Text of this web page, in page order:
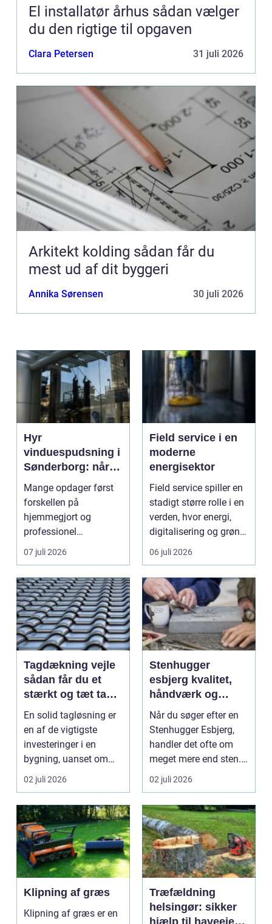
El installatør århus sådan vælger
du den rigtige til opgaven
Clara Petersen 31 juli 2026
Arkitekt kolding sådan får du
mest ud af dit byggeri
Annika Sørensen 30 juli 2026
Hyr
vinduespudsning i
Sønderborg: når
det skal være nemt
Mange opdager først
forskellen på
hjemmegjort og
professionel
vinduespudsning, nå...
07 juli 2026
Field service i en
moderne
energisektor
Field service spiller en
stadigt større rolle i en
verden, hvor energi,
digitalisering og grøn
omsti...
06 juli 2026
Tagdækning vejle
sådan får du et
stærkt og tæt tag i
mange år
En solid tagløsning er
en af de vigtigste
investeringer i en
bygning, uanset om
der er tale om bolig...
02 juli 2026
Stenhugger
esbjerg kvalitet,
håndværk og
personlige
løsninger
Når du søger efter en
Stenhugger Esbjerg,
handler det ofte om
meget mere end sten.
Det handler om at...
02 juli 2026
Klipning af græs
Klipning af græs er en
Træfældning
helsingør: sikker